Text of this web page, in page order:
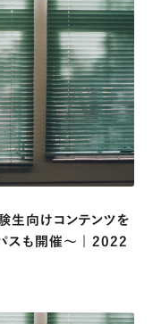
生向けコンテンツを
スも開催～ | 2022